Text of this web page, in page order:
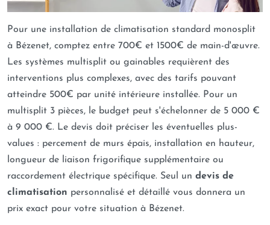
Pour une installation de climatisation standard monosplit
à Bézenet, comptez entre 700€ et 1500€ de main-d'œuvre.
Les systèmes multisplit ou gainables requièrent des
interventions plus complexes, avec des tarifs pouvant
atteindre 500€ par unité intérieure installée. Pour un
multisplit 3 pièces, le budget peut s'échelonner de 5 000 €
à 9 000 €. Le devis doit préciser les éventuelles plus-
values : percement de murs épais, installation en hauteur,
longueur de liaison frigorifique supplémentaire ou
raccordement électrique spécifique. Seul un devis de
climatisation personnalisé et détaillé vous donnera un
prix exact pour votre situation à Bézenet.